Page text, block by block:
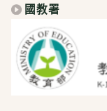
國教署